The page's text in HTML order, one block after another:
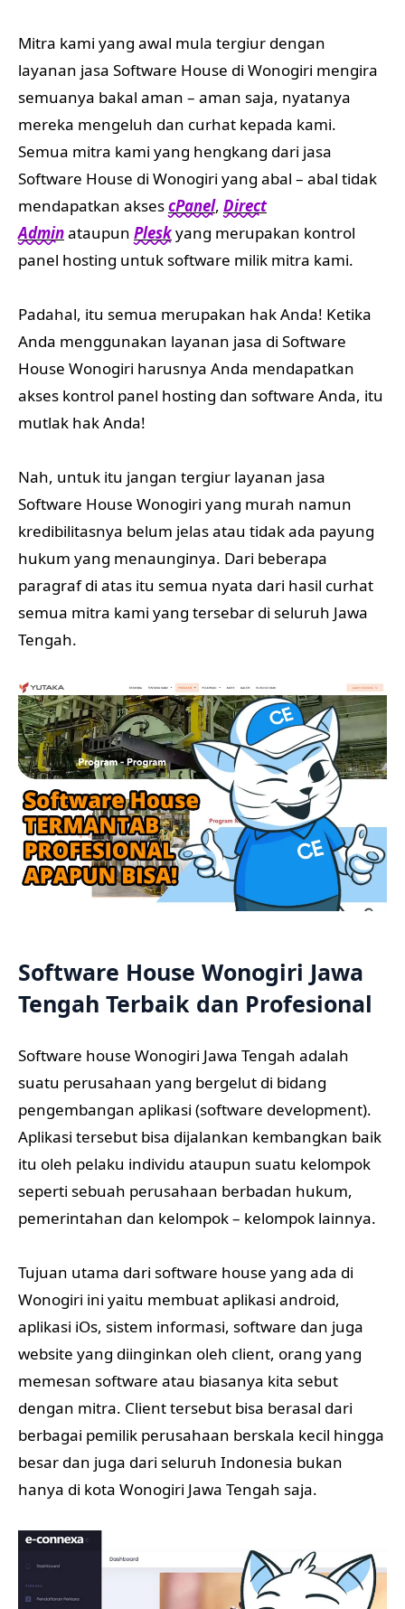
Mitra kami yang awal mula tergiur dengan
layanan jasa Software House di Wonogiri mengira
semuanya bakal aman – aman saja, nyatanya
mereka mengeluh dan curhat kepada kami.
Semua mitra kami yang hengkang dari jasa
Software House di Wonogiri yang abal – abal tidak
mendapatkan aksescPanel, Direct
Adminataupun Pleskyang merupakan kontrol
panel hosting untuk software milik mitra kami.
Padahal, itu semua merupakan hak Anda! Ketika
Anda menggunakan layanan jasa di Software
House Wonogiri harusnya Anda mendapatkan
akses kontrol panel hosting dan software Anda, itu
mutlak hak Anda!
Nah, untuk itu jangan tergiur layanan jasa
Software House Wonogiri yang murah namun
kredibilitasnya belum jelas atau tidak ada payung
hukum yang menaunginya. Dari beberapa
paragraf di atas itu semua nyata dari hasil curhat
semua mitra kami yang tersebar di seluruh Jawa
Tengah.
Software House Wonogiri Jawa
Tengah Terbaik dan Profesional
Software house Wonogiri Jawa Tengah adalah
suatu perusahaan yang bergelut di bidang
pengembangan aplikasi (software development).
Aplikasi tersebut bisa dijalankan kembangkan baik
itu oleh pelaku individu ataupun suatu kelompok
seperti sebuah perusahaan berbadan hukum,
pemerintahan dan kelompok – kelompok lainnya.
Tujuan utama dari software house yang ada di
Wonogiri ini yaitu membuat aplikasi android,
aplikasi iOs, sistem informasi, software dan juga
website yang diinginkan oleh client, orang yang
memesan software atau biasanya kita sebut
dengan mitra. Client tersebut bisa berasal dari
berbagai pemilik perusahaan berskala kecil hingga
besar dan juga dari seluruh Indonesia bukan
hanya di kota Wonogiri Jawa Tengah saja.